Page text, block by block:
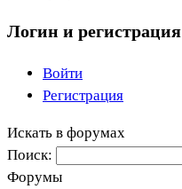
Логин и регистрация
Войти
Регистрация
Искать в форумах
Поиск:
Форумы